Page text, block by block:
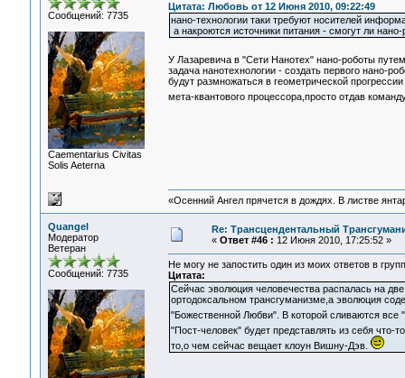
Сообщений: 7735
Сaementarius Civitas
Solis Aeterna
Цитата: Любовь от 12 Июня 2010, 09:22:49
нано-технологии таки требуют носителей
а накроются источники питания - смогут ли
У Лазаревича в "Сети Нанотех" нано-роботы
задача нанотехнологии - создать первого нано-
будут размножаться в геометрической
мета-квантового процессора,просто отдав
«Осенний Ангел прячется в дождях. В листве
Quangel
Модератор
Ветеран
Сообщений: 7735
Re: Трансцендентальный
« Ответ #46 : 12 Июня 2010, 17:25:52 »
Не могу не запостить один из моих ответов в
Цитата:
Сейчас эволюция человечества распалась на
ортодоксальном трансгуманизме,а эволюция
"Божественной Любви". В которой сливаются все
"Пост-человек" будет представлять из себя что-
то,о чем сейчас вещает клоун Вишну-Дэв.